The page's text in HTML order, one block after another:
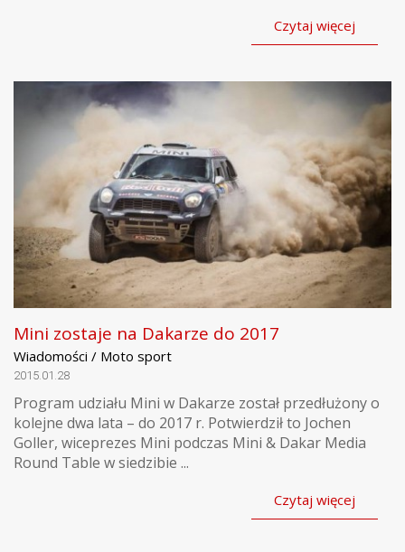
Czytaj więcej
Mini zostaje na Dakarze do 2017
Wiadomości / Moto sport
2015.01.28
Program udziału Mini w Dakarze został przedłużony o
kolejne dwa lata – do 2017 r. Potwierdził to Jochen
Goller, wiceprezes Mini podczas Mini & Dakar Media
Round Table w siedzibie ...
Czytaj więcej